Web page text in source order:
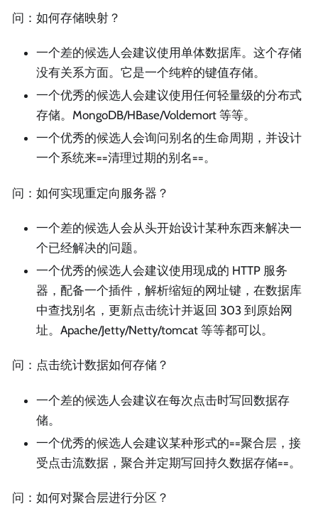
问：如何存储映射？
一个差的候选人会建议使用单体数据库。这个存储
没有关系方面。它是一个纯粹的键值存储。
一个优秀的候选人会建议使用任何轻量级的分布式
存储。MongoDB/HBase/Voldemort 等等。
一个优秀的候选人会询问别名的生命周期，并设计
一个系统来==清理过期的别名==。
问：如何实现重定向服务器？
一个差的候选人会从头开始设计某种东西来解决一
个已经解决的问题。
一个优秀的候选人会建议使用现成的 HTTP 服务
器，配备一个插件，解析缩短的网址键，在数据库
中查找别名，更新点击统计并返回 303 到原始网
址。Apache/Jetty/Netty/tomcat 等等都可以。
问：点击统计数据如何存储？
一个差的候选人会建议在每次点击时写回数据存
储。
一个优秀的候选人会建议某种形式的==聚合层，接
受点击流数据，聚合并定期写回持久数据存储==。
问：如何对聚合层进行分区？